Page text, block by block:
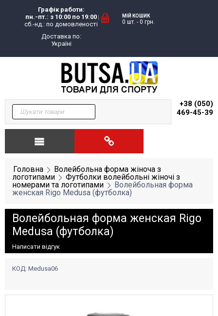
Графік работи:
пн.-пт.: з 10:00 по 19:00
сб.-нд.: по домовленості
Доставка по:
Україні
МІЙ КОШИК
0 шт. - 0 грн.
+38 (050)
469-45-39
Головна
Волейбольна форма жіноча з
логотипами
Футболки волейбольні жіночі з
номерами та логотипами
Волейбольная форма
женская Rigo Medusa (футболка)
Волейбольная форма женская Rigo
Medusa (футболка)
Написати відгук
КОД: Medusa06